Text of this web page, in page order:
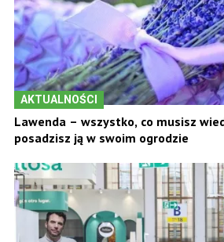
AKTUALNOŚCI
Lawenda – wszystko, co musisz
posadzisz ją w swoim ogrodzie